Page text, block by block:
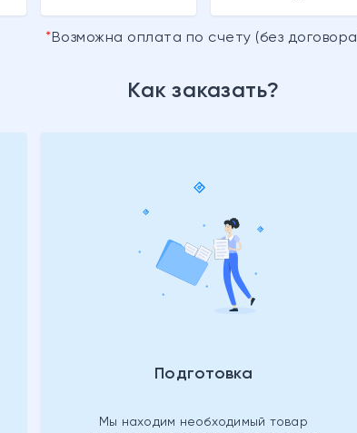
Возможна оплата по счету (без
Как заказать?
Подготовка
Мы находим необходимый товар